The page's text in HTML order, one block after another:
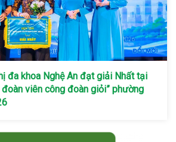
đa khoa Nghệ An đạt giải Nhất tại
đoàn viên công đoàn giỏi” phường